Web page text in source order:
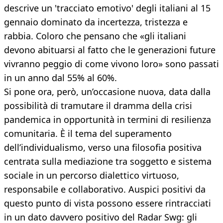
descrive un 'tracciato emotivo' degli italiani al 15
gennaio dominato da incertezza, tristezza e
rabbia. Coloro che pensano che «gli italiani
devono abituarsi al fatto che le generazioni future
vivranno peggio di come vivono loro» sono passati
in un anno dal 55% al 60%.
Si pone ora, però, un’occasione nuova, data dalla
possibilità di tramutare il dramma della crisi
pandemica in opportunità in termini di resilienza
comunitaria. È il tema del superamento
dell’individualismo, verso una filosofia positiva
centrata sulla mediazione tra soggetto e sistema
sociale in un percorso dialettico virtuoso,
responsabile e collaborativo. Auspici positivi da
questo punto di vista possono essere rintracciati
in un dato davvero positivo del Radar Swg: gli